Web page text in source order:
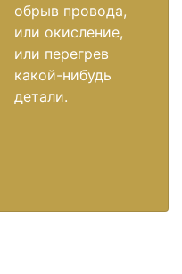
обрыв провода,
или окисление,
или перегрев
какой-нибудь
детали.